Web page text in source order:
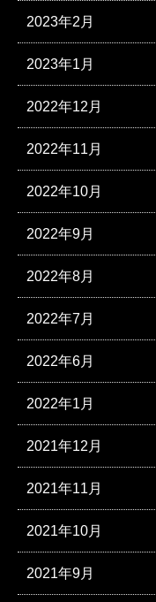
2023年2月
2023年1月
2022年12月
2022年11月
2022年10月
2022年9月
2022年8月
2022年7月
2022年6月
2022年1月
2021年12月
2021年11月
2021年10月
2021年9月